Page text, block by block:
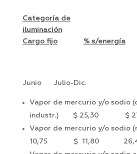
Categoría de
iluminación
Cargo fijo
% s/energía
Junio Julio-Dic.
Vapor de mercurio y/o sodio
industr.) $ 25,30 $
Vapor de mercurio y/o sodio
10,75 $ 11,80 26,4